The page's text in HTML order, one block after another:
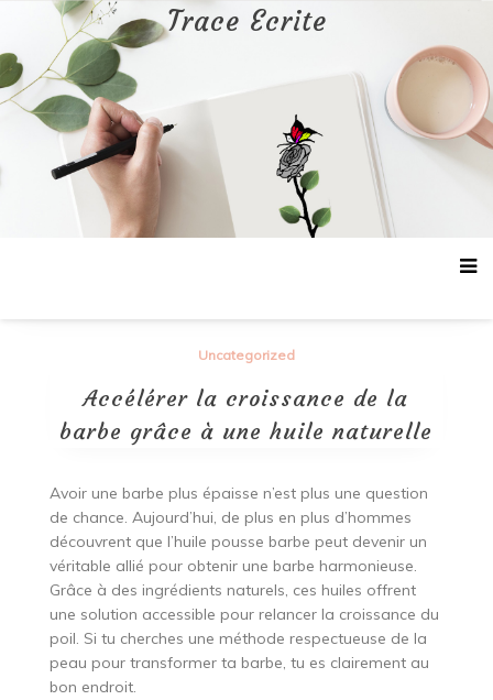
contenu
Trace Ecrite
Uncategorized
Accélérer la croissance de la
barbe grâce à une huile naturelle
Avoir une barbe plus épaisse n’est plus une question
de chance. Aujourd’hui, de plus en plus d’hommes
découvrent que l’huile pousse barbe peut devenir un
véritable allié pour obtenir une barbe harmonieuse.
Grâce à des ingrédients naturels, ces huiles offrent
une solution accessible pour relancer la croissance du
poil. Si tu cherches une méthode respectueuse de la
peau pour transformer ta barbe, tu es clairement au
bon endroit.